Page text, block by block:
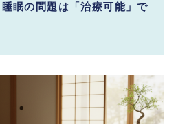
眠の問題は「治療可能」で